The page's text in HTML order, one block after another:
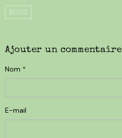
BLOG
Ajouter un commentaire
Nom
E-mail